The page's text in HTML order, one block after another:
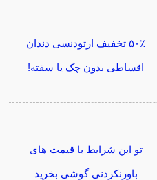
۵۰٪ تخفیف ارتودنسی دندان
اقساطی بدون چک یا سفته!
تو این شرایط با قیمت های
باورنکردنی گوشی بخرید